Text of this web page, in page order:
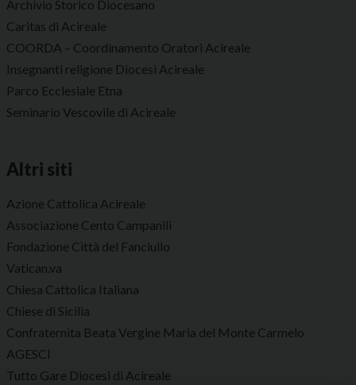
Archivio Storico Diocesano
Caritas di Acireale
COORDA – Coordinamento Oratori Acireale
Insegnanti religione Diocesi Acireale
Parco Ecclesiale Etna
Seminario Vescovile di Acireale
Altri siti
Azione Cattolica Acireale
Associazione Cento Campanili
Fondazione Città del Fanciullo
Vatican.va
Chiesa Cattolica Italiana
Chiese di Sicilia
Confraternita Beata Vergine Maria del Monte Carmelo
AGESCI
Tutto Gare Diocesi di Acireale